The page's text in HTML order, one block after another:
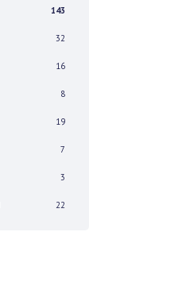
143
32
16
8
19
7
3
22